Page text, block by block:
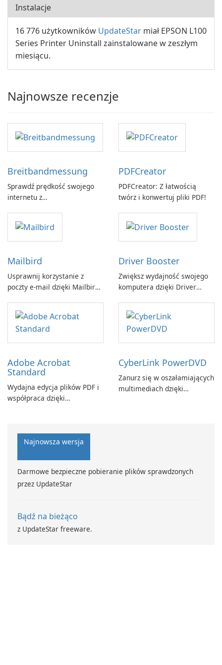
Instalacje
16 776 użytkowników UpdateStar miał EPSON L100
Series Printer Uninstall zainstalowane w zeszłym
miesiącu.
Najnowsze recenzje
Breitbandmessung
Sprawdź prędkość swojego
internetu z
GmbH!
PDFCreator
PDFCreator: Z łatwością
twórz i konwertuj pliki PDF!
Mailbird
Usprawnij korzystanie z
poczty e-mail dzięki Mailbird
Driver Booster
Zwiększ wydajność swojego
komputera dzięki Driver
Adobe Acrobat
Standard
Wydajna edycja plików PDF i
współpraca dzięki
CyberLink PowerDVD
Zanurz się w oszałamiających
multimediach dzięki
Najnowsza wersja
Darmowe bezpieczne pobieranie plików sprawdzonych
przez UpdateStar
Bądź na bieżąco
z UpdateStar freeware.